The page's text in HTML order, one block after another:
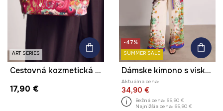
ART SERIES
Cestovná kozmetická taška z imitácie kože z kolekcie Kit Mizeres x Medicine
17,90 €
-47%
SUMMER SALE
Dámske kimono s viskózou z kolekcie Kit Mizeres x Medicine
Aktuálna cena:
34,90 €
Bežná cena: 65,90 €
Najnižšia cena: 65,90 €